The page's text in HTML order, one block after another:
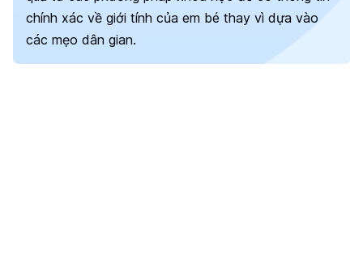
chính xác về giới tính của em bé thay vì dựa vào
các mẹo dân gian.